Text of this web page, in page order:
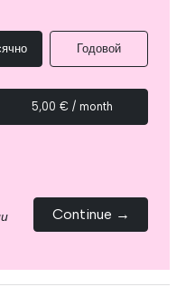
Годовой
5,00 € / month
Continue →